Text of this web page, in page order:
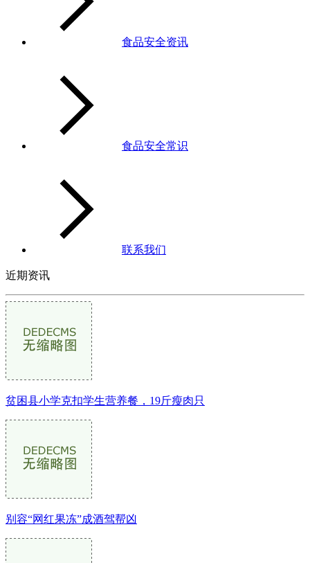
食品安全资讯
食品安全常识
联系我们
近期资讯
贫困县小学克扣学生营养餐，19斤瘦肉只
别容“网红果冻”成酒驾帮凶